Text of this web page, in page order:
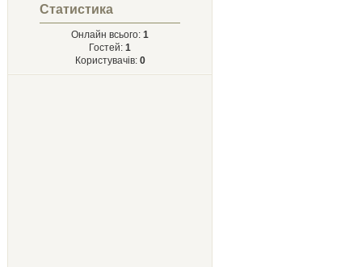
Статистика
Онлайн всього: 1
Гостей: 1
Користувачів: 0